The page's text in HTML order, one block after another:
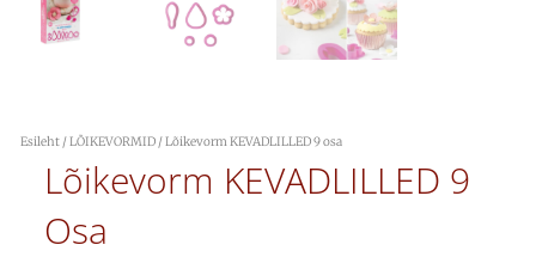
Esileht /LÕIKEVORMID / Lõikevorm KEVADLILLED 9 osa
Lõikevorm KEVADLILLED 9
Osa